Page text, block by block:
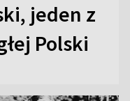
jeden z
Polski